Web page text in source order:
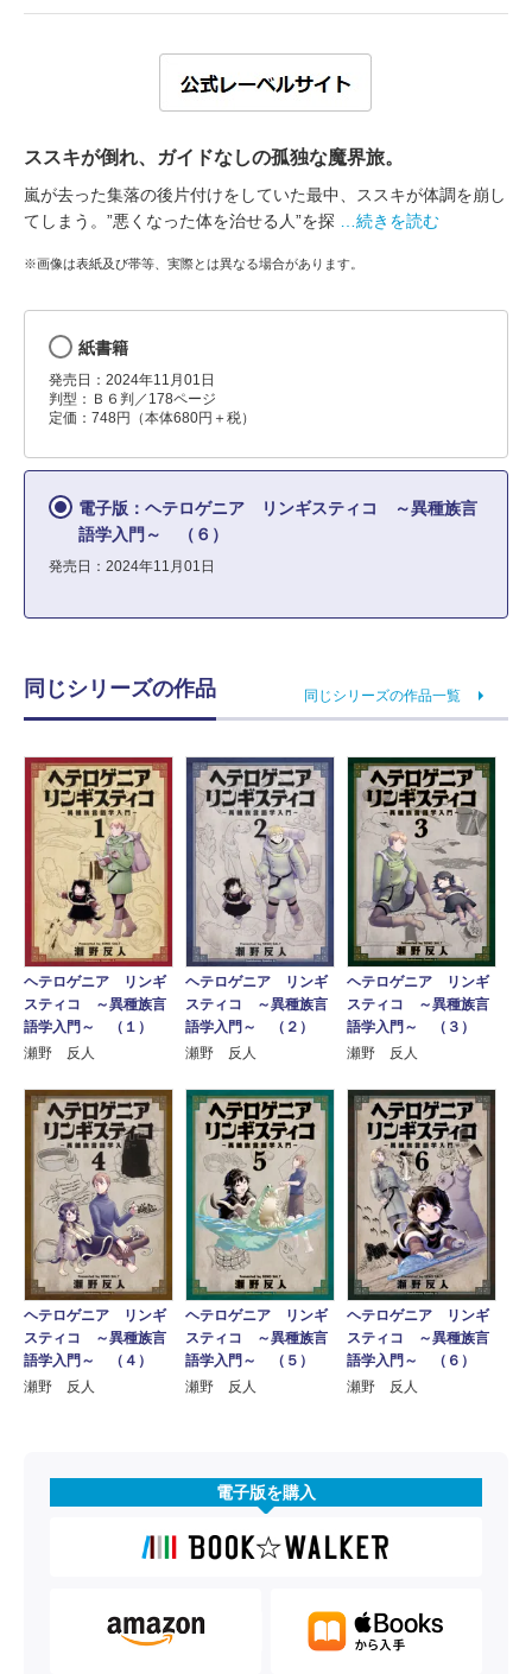
ススキが倒れ、ガイドなしの孤独な魔界旅。
嵐が去った集落の後片付けをしていた最中、ススキが体調を崩し
てしまう。”悪くなった体を治せる人”を探
…続きを読む
※画像は表紙及び帯等、実際とは異なる場合があります。
紙書籍
発売日：2024年11月01日
判型：Ｂ６判／178ページ
定価：748円（本体680円＋税）
電子版：ヘテロゲニア リンギスティコ ～異種族言
語学入門～ （６）
発売日：2024年11月01日
同じシリーズの作品 同じシリーズの作品一覧
ヘテロゲニア リンギ
スティコ ～異種族言
語学入門～ （１）
瀬野 反人
ヘテロゲニア リンギ
スティコ ～異種族言
語学入門～ （２）
瀬野 反人
ヘテロゲニア リンギ
スティコ ～異種族言
語学入門～ （３）
瀬野 反人
ヘテロゲニア リンギ
スティコ ～異種族言
語学入門～ （４）
瀬野 反人
ヘテロゲニア リンギ
スティコ ～異種族言
語学入門～ （５）
瀬野 反人
ヘテロゲニア リンギ
スティコ ～異種族言
語学入門～ （６）
瀬野 反人
電子版を購入